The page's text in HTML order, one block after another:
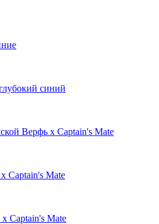
синий
Верфь х Captain's Mate
Captain's Mate
Captain's Mate